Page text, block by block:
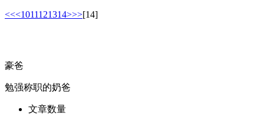
<<<1011121314>>>[14]
豪爸
勉强称职的奶爸
文章数量